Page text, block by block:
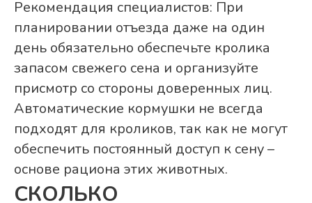
Рекомендация специалистов: При
планировании отъезда даже на один
день обязательно обеспечьте кролика
запасом свежего сена и организуйте
присмотр со стороны доверенных лиц.
Автоматические кормушки не всегда
подходят для кроликов, так как не могут
обеспечить постоянный доступ к сену –
основе рациона этих животных.
СКОЛЬКО